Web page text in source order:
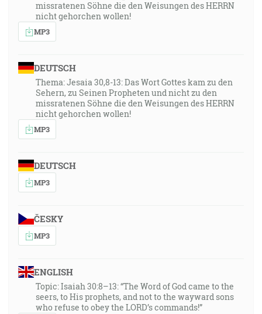
49:48
… ale kto zotrvá až do konca, ten bude spasený. [Mt
24:13]
50:08
Zohnutý zajatý bude rýchle rozpútaný a nezomrie súc
hodený do jamy ani nebude mať nedostatku svojho
chleba. [Iz 51:14]
50:12
Pravica Hospodinova dokazuje silu. [Ž 118:15]
50:25
viera. [1J 5:4]
missratenen Söhne die den Weisungen des HERRN
nicht gehorchen wollen!
MP3
DEUTSCH
Thema: Jesaia 30,8-13: Das Wort Gottes kam zu den
Sehern, zu Seinen Propheten und nicht zu den
missratenen Söhne die den Weisungen des HERRN
nicht gehorchen wollen!
MP3
DEUTSCH
MP3
ČESKY
MP3
ENGLISH
Topic: Isaiah 30:8–13: “The Word of God came to the
seers, to His prophets, and not to the wayward sons
who refuse to obey the LORD’s commands!”